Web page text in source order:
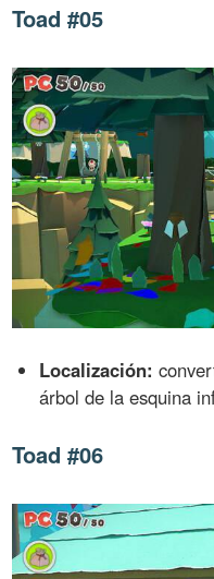
Toad #05
Localización:
árbol de la esquina
Toad #06